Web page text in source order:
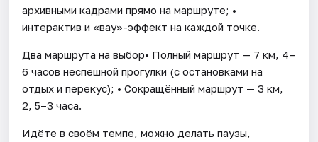
архивными кадрами прямо на маршруте; •
интерактив и «вау»-эффект на каждой точке.
Два маршрута на выбор• Полный маршрут — 7 км, 4–
6 часов неспешной прогулки (с остановками на
отдых и перекус); • Сокращённый маршрут — 3 км,
2, 5–3 часа.
Идёте в своём темпе, можно делать паузы,